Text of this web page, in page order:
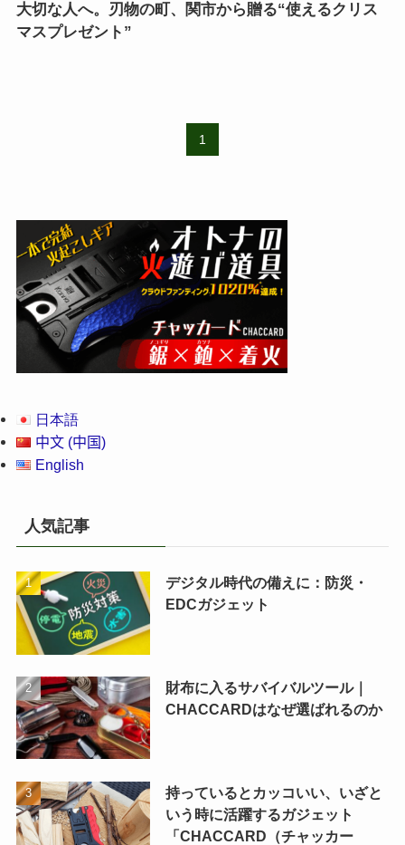
大切な人へ。刃物の町、関市から贈る“使えるクリス
マスプレゼント”
1
日本語
中文 (中国)
English
人気記事
デジタル時代の備えに：防災・
EDCガジェット
財布に入るサバイバルツール｜
CHACCARDはなぜ選ばれるのか
持っているとカッコいい、いざと
いう時に活躍するガジェット
「CHACCARD（チャッカー